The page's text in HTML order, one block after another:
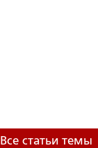
Все статьи темы